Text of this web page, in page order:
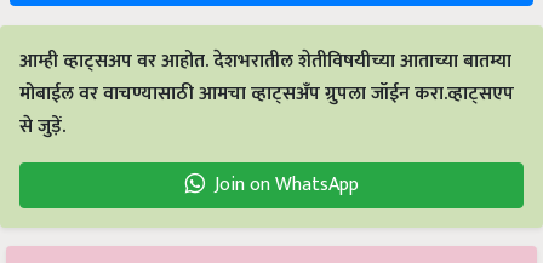
आम्ही व्हाट्सअप वर आहोत. देशभरातील शेतीविषयीच्या आताच्या बातम्या
मोबाईल वर वाचण्यासाठी आमचा व्हाट्सअँप ग्रुपला जॉईन करा.व्हाट्सएप
से जुड़ें.
Join on WhatsApp